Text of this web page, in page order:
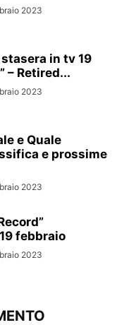
2023
in tv 19
– Retired...
2023
e Quale
e prossime
2023
febbraio
2023